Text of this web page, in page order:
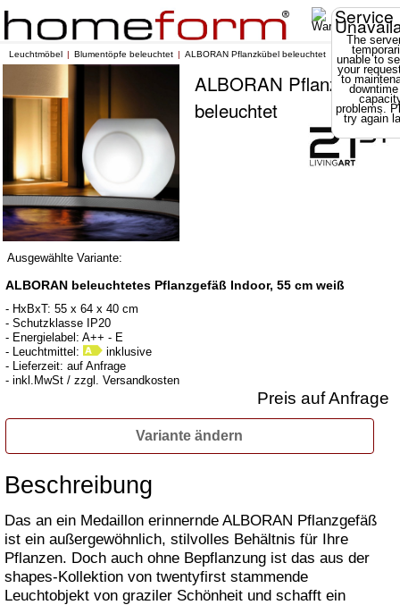
Service
The
unable to
your
to
problems.
try again
Leuchtmöbel Blumentöpfe beleuchtet ALBORAN Pflanzkübel beleuchtet
ALBORAN Pflanzkübel
beleuchtet
Ausgewählte Variante:
ALBORAN beleuchtetes Pflanzgefäß Indoor, 55 cm weiß
- HxBxT: 55 x 64 x 40 cm
- Schutzklasse IP20
- Energielabel: A++ - E
- Leuchtmittel:
inklusive
- Lieferzeit: auf Anfrage
- inkl.MwSt / zzgl. Versandkosten
Preis auf Anfrage
Variante ändern
Beschreibung
Das an ein Medaillon erinnernde ALBORAN Pflanzgefäß
ist ein außergewöhnlich, stilvolles Behältnis für Ihre
Pflanzen. Doch auch ohne Bepflanzung ist das aus der
shapes-Kollektion von twentyfirst stammende
Leuchtobjekt von graziler Schönheit und schafft ein